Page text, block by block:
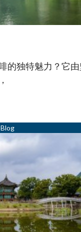
的独特魅力？它